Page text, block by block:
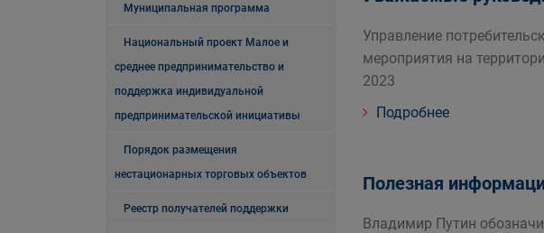
Муниципальная программа
Национальный проект Малое и
среднее предпринимательство и
поддержка индивидуальной
предпринимательской инициативы
Порядок размещения
нестационарных торговых объектов
Реестр получателей поддержки
Управление
мероприятия на
2023
Подробнее
Полезная
Владимир Путин